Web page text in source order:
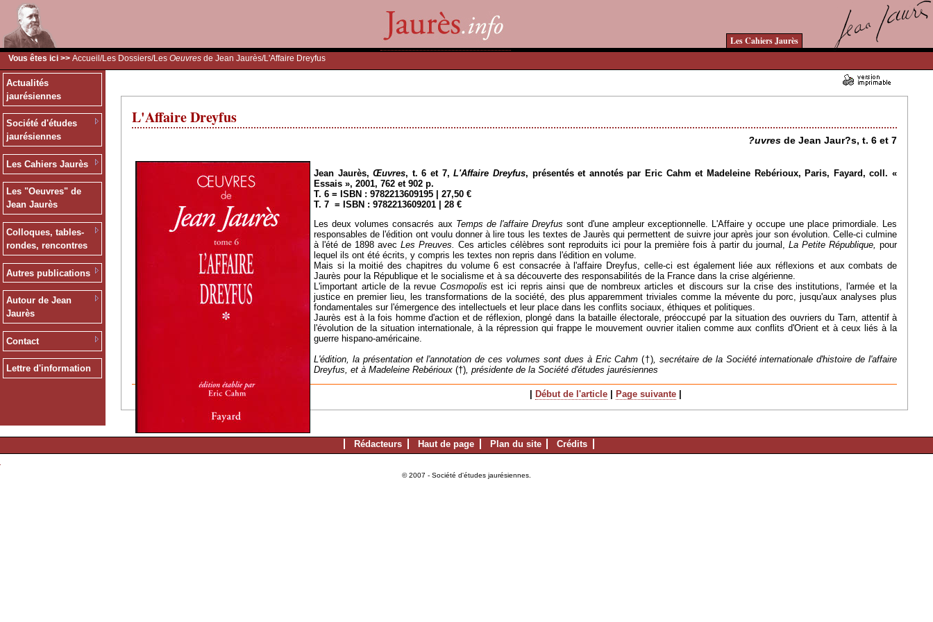
Les Cahiers Jaurès
Vous êtes ici >> Accueil /Les Dossiers/Les Oeuvres de Jean Jaurès/L'Affaire Dreyfus
Actualités
jaurésiennes
Société d'études
jaurésiennes
Les Cahiers Jaurès
Les "Oeuvres" de
Jean Jaurès
Colloques, tables-
rondes, rencontres
Autres publications
Autour de Jean
Jaurès
Contact
Lettre d'information
L'Affaire Dreyfus
?uvres de Jean Jaur?s, t. 6 et 7
Jean Jaurès,Œuvres, t. 6 et 7,L'Affaire Dreyfus, présentés et annotés par Eric Cahm et Madeleine Rebérioux, Paris, Fayard, coll. «
Essais », 2001, 762 et 902 p.
T. 6 = ISBN : 9782213609195 | 27,50 €
T. 7 = ISBN : 9782213609201 | 28 €
Les deux volumes consacrés aux Temps de l'affaire Dreyfus sont d'une ampleur exceptionnelle. L'Affaire y occupe une place primordiale. Les
responsables de l'édition ont voulu donner à lire tous les textes de Jaurès qui permettent de suivre jour après jour son évolution. Celle-ci culmine
à l'été de 1898 avec Les Preuves. Ces articles célèbres sont reproduits ici pour la première fois à partir du journal,La Petite République, pour
lequel ils ont été écrits, y compris les textes non repris dans l'édition en volume.
Mais si la moitié des chapitres du volume 6 est consacrée à l'affaire Dreyfus, celle-ci est également liée aux réflexions et aux combats de
Jaurès pour la République et le socialisme et à sa découverte des responsabilités de la France dans la crise algérienne.
L'important article de la revue Cosmopolis est ici repris ainsi que de nombreux articles et discours sur la crise des institutions, l'armée et la
justice en premier lieu, les transformations de la société, des plus apparemment triviales comme la mévente du porc, jusqu'aux analyses plus
fondamentales sur l'émergence des intellectuels et leur place dans les conflits sociaux, éthiques et politiques.
Jaurès est à la fois homme d'action et de réflexion, plongé dans la bataille électorale, préoccupé par la situation des ouvriers du Tarn, attentif à
l'évolution de la situation internationale, à la répression qui frappe le mouvement ouvrier italien comme aux conflits d'Orient et à ceux liés à la
guerre hispano-américaine.
L'édition, la présentation et l'annotation de ces volumes sont dues à Eric Cahm(†) , secrétaire de la Société internationale d'histoire de l'affaire
Dreyfus, et à Madeleine Rebérioux (†) , présidente de la Société d'études jaurésiennes
Début de l'article| Page suivante|
Rédacteurs Haut de page Plan du site Crédits
© 2007 - Société d'études jaurésiennes.